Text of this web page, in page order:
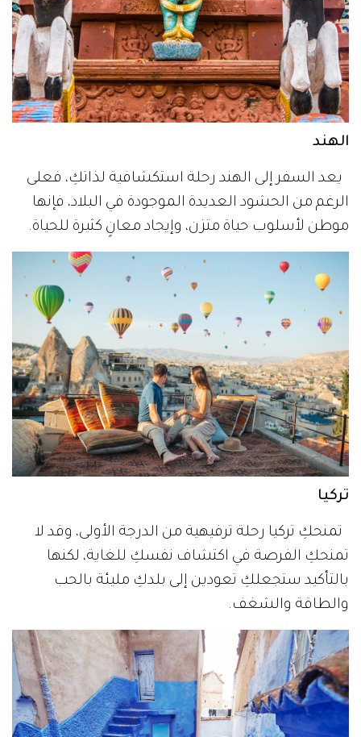
الهند
يعد السفر إلى الهند رحلة استكشافية لذاتكِ، فعلى
الرغم من الحشود العديدة الموجودة في البلاد، فإنها
موطن لأسلوب حياة متزن، وإيجاد معانٍ كثيرة للحياة.
تركيا
تمنحكِ تركيا رحلة ترفيهية من الدرجة الأولى، وقد لا
تمنحكِ الفرصة في اكتشاف نفسكِ للغاية، لكنها
بالتأكيد ستجعلكِ تعودين إلى بلدكِ مليئة بالحب
والطاقة والشغف.